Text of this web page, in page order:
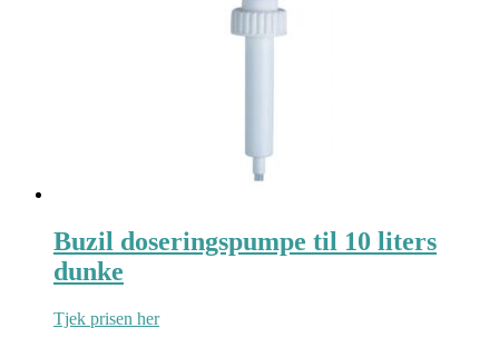
Buzil doseringspumpe til 10 liters
dunke
Tjek prisen her